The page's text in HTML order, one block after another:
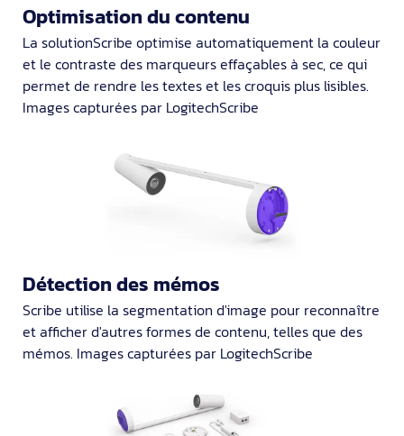
Optimisation du contenu
La solutionScribe optimise automatiquement la couleur
et le contraste des marqueurs effaçables à sec, ce qui
permet de rendre les textes et les croquis plus lisibles.
Images capturées par LogitechScribe
Détection des mémos
Scribe utilise la segmentation d'image pour reconnaître
et afficher d'autres formes de contenu, telles que des
mémos. Images capturées par LogitechScribe